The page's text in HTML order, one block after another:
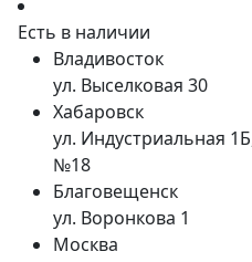
Есть в наличии
Владивосток
ул. Выселковая 30
Хабаровск
ул. Индустриальная
№18
Благовещенск
ул. Воронкова 1
Москва